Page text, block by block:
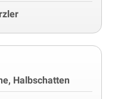
Halbschatten